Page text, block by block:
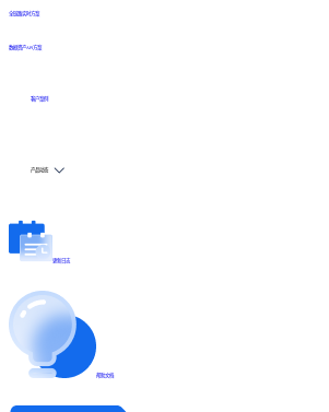
全链路实时方案
数据资产API方案
客户案例
产品动态
更新日志
帮助文档